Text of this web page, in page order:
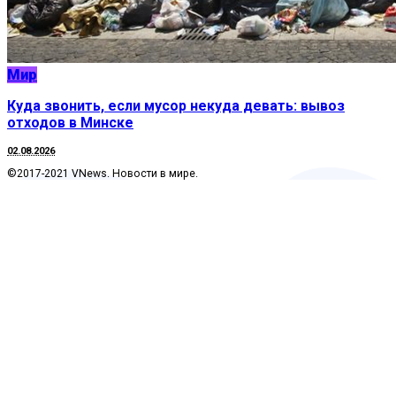
Мир
Куда звонить, если мусор некуда девать: вывоз
отходов в Минске
02.08.2026
©2017-2021 VNews. Новости в мире.